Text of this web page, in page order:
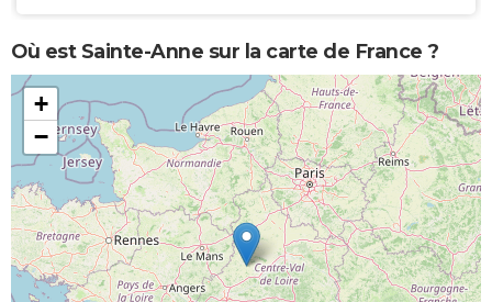
Où est Sainte-Anne sur la carte de France ?
+
−